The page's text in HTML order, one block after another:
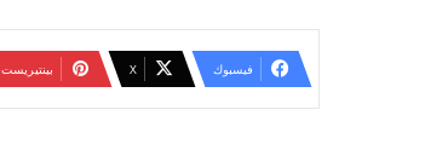
فيسبوك ‫X بينتيريست